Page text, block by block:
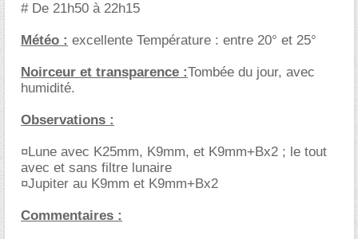
# De 21h50 à 22h15
Météo : excellente Température : entre 20° et 25°
Noirceur et transparence :Tombée du jour, avec
humidité.
Observations :
¤Lune avec K25mm, K9mm, et K9mm+Bx2 ; le tout
avec et sans filtre lunaire
¤Jupiter au K9mm et K9mm+Bx2
Commentaires :